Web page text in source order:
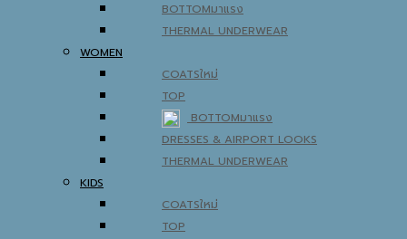
BOTTOM
THERMAL UNDERWEAR
WOMEN
COATS
TOP
BOTTOM
DRESSES & AIRPORT LOOKS
THERMAL UNDERWEAR
KIDS
COATS
TOP